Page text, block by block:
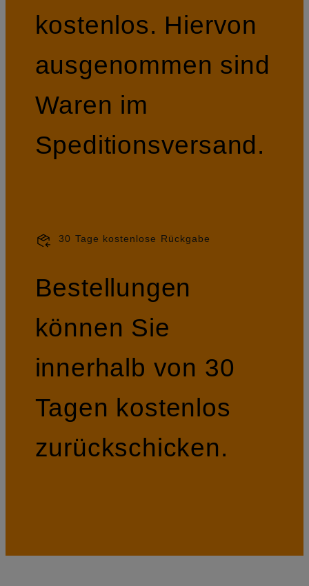
kostenlos. Hiervon
ausgenommen sind
Waren im
Speditionsversand.
30 Tage kostenlose Rückgabe
Bestellungen
können Sie
innerhalb von 30
Tagen kostenlos
zurückschicken.